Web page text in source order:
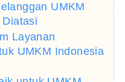
UMKM
Layanan
UMKM Indonesia